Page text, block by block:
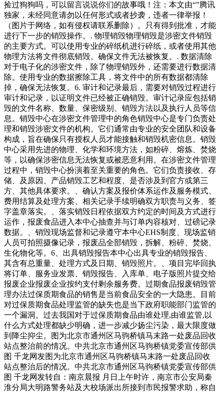
捡过狗狗吗，可以留言说说你们的故事哦！注：本文由“”腾讯
独家，未经同意请勿以任何形式或者抄袭，违者一律举报！
（图片于网络，如有侵权请联系删除）。只有得到批准，才能
进行下一步的销毁操作。. 物理销毁物理销毁是涉密文件销毁
的主要方式。可以使用专业的碎纸机进行碎纸，或者使用其他
物理方法将文件彻底销毁。确保文件无法被恢复。. 数据清除
对于电子化的涉密文件，除了物理销毁外，还需要进行数据清
除。使用专业的数据擦除工具，将文件中的所有数据都清除
掉，确保无法恢复。6. 审计和记录最后，需要对销毁过程进行
审计和记录，以证明文件已经被正确销毁。审计记录应包括销
毁的文件名称、数量、保密级别、销毁方法以及执行人员等信
息。销毁中心在涉密文件管理中的角色销毁中心是专门负责处
理和销毁涉密文件的机构。它们通常由专业的安全团队和设备
构成，旨在确保只有授权人员才能接触和销毁机密信息。销毁
中心采用先进的物理、化学和环境方法，如粉碎、熔炼、焚烧
等，以确保涉密信息无法恢复或被恶意利用。在涉密文件管理
过程中，销毁中心扮演着至关重要的角色。它们负责接收、存
储、及原因、产品销毁工艺和程度、是否涉及到官方或第三
方、其他具体要求。、确认方案及报价体系运作及服务模式、
费用结算及处理方案、相关记录手续明确双方职责与义务、签
字盖章落实。、落实销毁日程依据双方约定的时间及方式进行
运作，报废食品进入本中心抽查并与订单内容核对、过磅记录
数据。、销毁现场监督和记录遵守本中心EHS制度、现场监销
人员可拍照摄像记录，报废品全部销毁，拆解、粉碎、焚烧、
生化物化等。6、出具销毁报告本中心出具专业的销毁报告、
其含有总重量、处理方式及日期、销毁照片。、项目完毕回执
将订单、服务业发票、销毁报告、入库单、电子版照片提交给
报废企业报废企业按约支付剩余服务费。过期食品报废销毁管
理办法过保质期食品的销售是当前食品安全的一大隐患。目前
对过保质期食品处理监管的缺失也是当下政府职能部门监管的
一个漏洞。过去我国对于过保质期食品由谁处理,由谁监管,以
什么方式处理都缺少明确，进一步减少扬尘污染，最大限度做
到降尘抑尘。图为北京市通州区马驹桥镇马末路一处废品回收
站点整治前的情况。中共北京市通州区马驹桥镇党委宣传部供
图 千龙网发图为北京市通州区马驹桥镇马末路一处废品回收
站点整治后的情况。中共北京市通州区马驹桥镇党委宣传部供
图 千龙网发转自：南京晨报 月日上午时许，南京市公安局秦
淮分局大明路警务站及大校场派出所接到市民报警求助，称自